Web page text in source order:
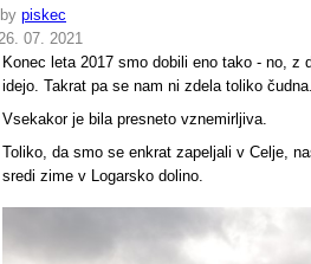
by piskec
07. 2021
Konec leta 2017 smo dobili eno tako - no, z
idejo. Takrat pa se nam ni zdela toliko čudna.
Vsekakor je bila presneto vznemirljiva.
Toliko, da smo se enkrat zapeljali v Celje,
sredi zime v Logarsko dolino.